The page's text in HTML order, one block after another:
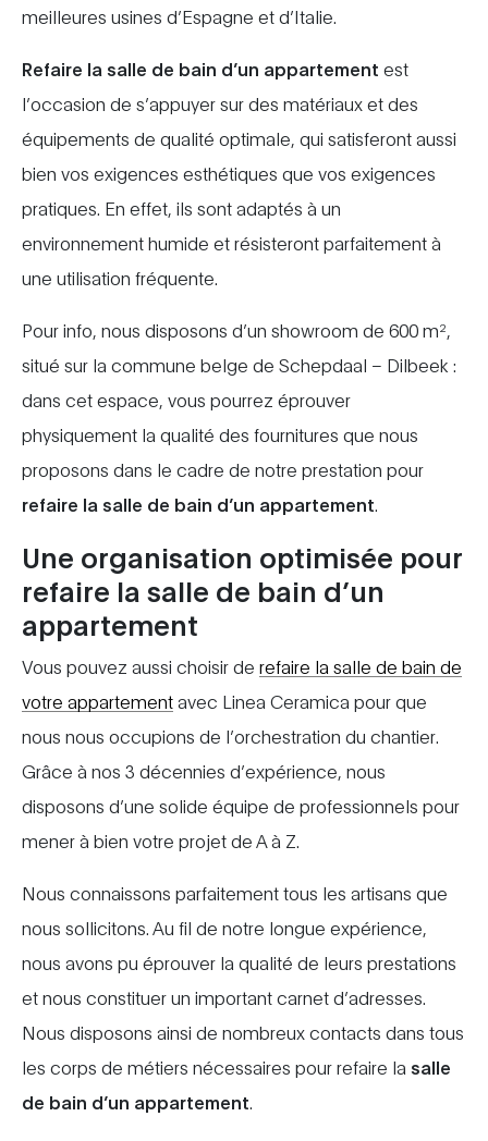
meilleures usines d’Espagne et d’Italie.
Refaire la salle de bain d’un appartement est
l’occasion de s’appuyer sur des matériaux et des
équipements de qualité optimale, qui satisferont aussi
bien vos exigences esthétiques que vos exigences
pratiques. En effet, ils sont adaptés à un
environnement humide et résisteront parfaitement à
une utilisation fréquente.
Pour info, nous disposons d’un showroom de 600 m²,
situé sur la commune belge de Schepdaal – Dilbeek :
dans cet espace, vous pourrez éprouver
physiquement la qualité des fournitures que nous
proposons dans le cadre de notre prestation pour
refaire la salle de bain d’un appartement
Une organisation optimisée pour
refaire la salle de bain d’un
appartement
Vous pouvez aussi choisir de refaire la salle de bain de
votre appartementavec Linea Ceramica pour que
nous nous occupions de l’orchestration du chantier.
Grâce à nos 3 décennies d’expérience, nous
disposons d’une solide équipe de professionnels pour
mener à bien votre projet de A à Z.
Nous connaissons parfaitement tous les artisans que
nous sollicitons. Au fil de notre longue expérience,
nous avons pu éprouver la qualité de leurs prestations
et nous constituer un important carnet d’adresses.
Nous disposons ainsi de nombreux contacts dans tous
les corps de métiers nécessaires pour refaire la salle
de bain d’un appartement